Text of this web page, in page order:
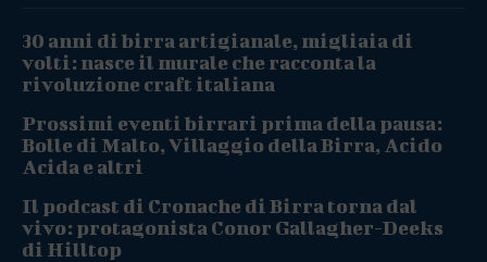
30 anni di birra artigianale, migliaia di
volti: nasce il murale che racconta la
rivoluzione craft italiana
Prossimi eventi birrari prima della pausa:
Bolle di Malto, Villaggio della Birra, Acido
Acida e altri
Il podcast di Cronache di Birra torna dal
vivo: protagonista Conor Gallagher-Deeks
di Hilltop